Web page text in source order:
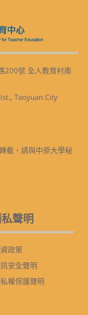
200號 全人教育村南
Taoyuan City
載，請與中原大學秘
聲明
政策
安全聲明
權保護聲明